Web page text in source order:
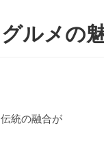
ルメの
統の融合が